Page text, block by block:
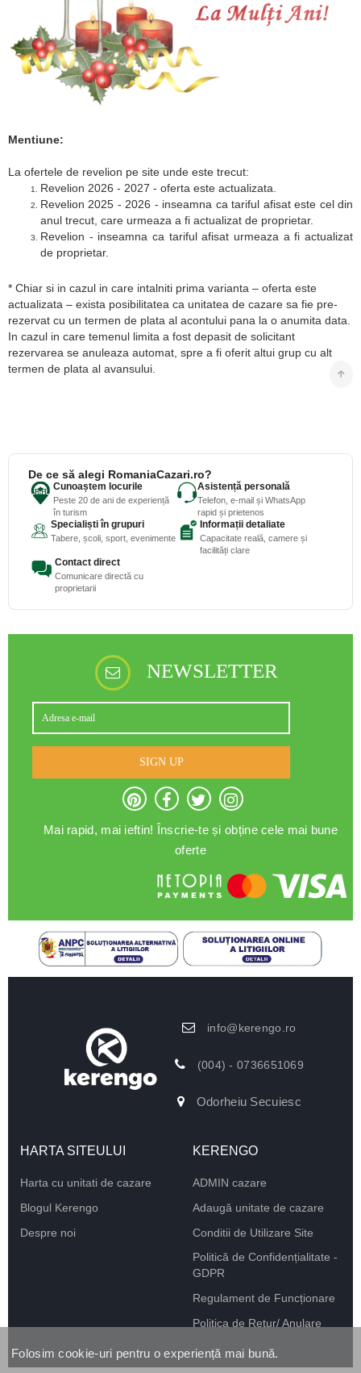
Mentiune:
La ofertele de revelion pe site unde este trecut:
Revelion 2026 - 2027 - oferta este actualizata.
Revelion 2025 - 2026 - inseamna ca tariful afisat este cel din
anul trecut, care urmeaza a fi actualizat de proprietar.
Revelion - inseamna ca tariful afisat urmeaza a fi actualizat
de proprietar.
* Chiar si in cazul in care intalniti prima varianta – oferta este
actualizata – exista posibilitatea ca unitatea de cazare sa fie pre-
rezervat cu un termen de plata al acontului pana la o anumita data.
In cazul in care temenul limita a fost depasit de solicitant
rezervarea se anuleaza automat, spre a fi oferit altui grup cu alt
termen de plata al avansului.
De ce să alegi RomaniaCazari.ro?
Cunoaștem locurile
Peste 20 de ani de experiență
în turism
Asistență personală
Telefon, e-mail și WhatsApp
rapid și prietenos
Specialiști în grupuri
Tabere, școli, sport, evenimente
Informații detaliate
Capacitate reală, camere și
facilități clare
Contact direct
Comunicare directă cu
proprietarii
NEWSLETTER
SIGN UP
Mai rapid, mai ieftin! Înscrie-te și obține cele mai bune
oferte
info@kerengo.ro
(004) - 0736651069
Odorheiu Secuiesc
HARTA SITEULUI
Harta cu unitati de cazare
Blogul Kerengo
Despre noi
KERENGO
ADMIN cazare
Adaugă unitate de cazare
Conditii de Utilizare Site
Politică de Confidențialitate -
GDPR
Regulament de Funcționare
Politica de Retur/ Anulare
Folosim cookie-uri pentru o experiență mai bună.